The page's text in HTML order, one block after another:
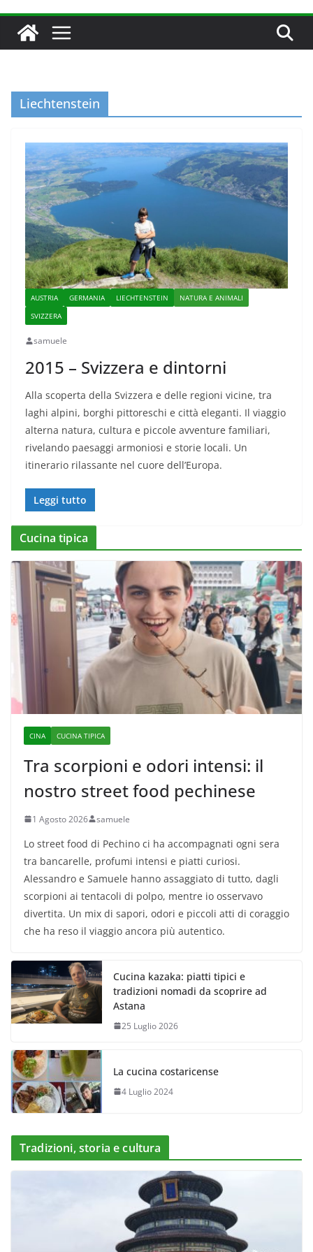
Liechtenstein
AUSTRIA GERMANIA LIECHTENSTEIN
NATURA E ANIMALI
SVIZZERA
samuele
2015 – Svizzera e dintorni
Alla scoperta della Svizzera e delle regioni vicine, tra
laghi alpini, borghi pittoreschi e città eleganti. Il viaggio
alterna natura, cultura e piccole avventure familiari,
rivelando paesaggi armoniosi e storie locali. Un
itinerario rilassante nel cuore dell’Europa.
Leggi tutto
Cucina tipica
CINA CUCINA TIPICA
Tra scorpioni e odori intensi: il
nostro street food pechinese
1 Agosto 2026 samuele
Lo street food di Pechino ci ha accompagnati ogni sera
tra bancarelle, profumi intensi e piatti curiosi.
Alessandro e Samuele hanno assaggiato di tutto, dagli
scorpioni ai tentacoli di polpo, mentre io osservavo
divertita. Un mix di sapori, odori e piccoli atti di coraggio
che ha reso il viaggio ancora più autentico.
Cucina kazaka: piatti tipici e
tradizioni nomadi da scoprire ad
Astana
25 Luglio 2026
La cucina costaricense
4 Luglio 2024
Tradizioni, storia e cultura